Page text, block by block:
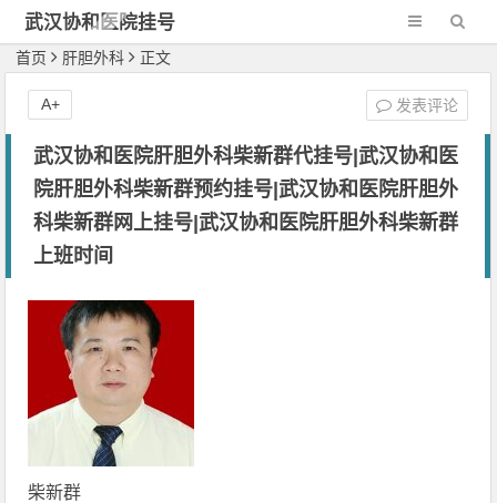
武汉协和医院挂号
网-新一代网2
首页 肝胆外科 正文
武汉协和医院肝胆外科柴新群代挂号|武汉协和医
院肝胆外科柴新群预约挂号|武汉协和医院肝胆外
科柴新群网上挂号|武汉协和医院肝胆外科柴新群
上班时间
柴新群
发表评论
A+